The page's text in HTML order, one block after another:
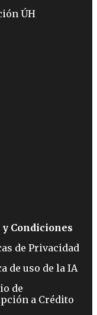
ÚH
y Condiciones
de Privacidad
de uso de la IA
de
a Crédito